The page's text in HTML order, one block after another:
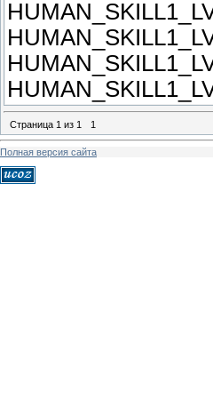
Страница 1 из 1 1
Полная версия сайта